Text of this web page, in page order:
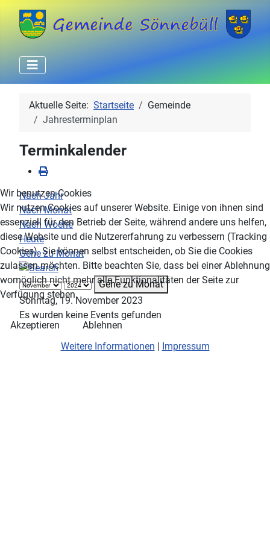
Aktuelle Seite: Startseite
Gemeinde
Jahresterminplan
Terminkalender
Nach Jahr
Nach Monat
Nach Woche
Heute
Gehe zu Monat
Gehe zu Monat
Sonntag, 19. November 2023
Es wurden keine Events gefunden
Wir benutzen Cookies
Wir nutzen Cookies auf unserer Website. Einige von ihnen sind
essenziell für den Betrieb der Seite, während andere uns helfen,
diese Website und die Nutzererfahrung zu verbessern (Tracking
Cookies). Sie können selbst entscheiden, ob Sie die Cookies
zulassen möchten. Bitte beachten Sie, dass bei einer Ablehnung
womöglich nicht mehr alle Funktionalitäten der Seite zur
Verfügung stehen.
Akzeptieren
Ablehnen
Weitere Informationen | Impressum